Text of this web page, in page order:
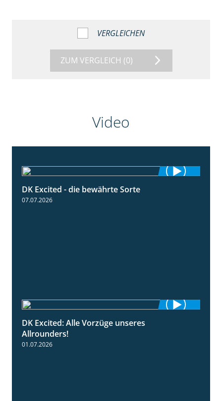
VERGLEICHEN
ZUM VERGLEICH (0)
Video
DK Excited - die bewährte Sorte
07.07.2026
DK Excited: Alle Vorzüge unseres
Allrounders!
01.07.2026